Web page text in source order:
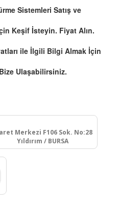
Bursa Otomatik Gazlı Söndürme
ve Mühendislik Sistemleri
Bursa FM200, Novec 1230
montaj ve tüp dolumu.
Bursa Yangın Dolabı, Hortum
Sistemleri Satış ve
Keşif İsteyin. Fiyat Alın.
ile İlgili Bilgi Almak İçin
Ulaşabilirsiniz.
Merkezi F106 Sok. No:28